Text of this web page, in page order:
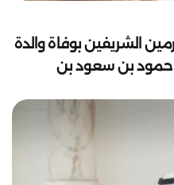
الشريفين بوفاة والدة
حمود بن سعود بن